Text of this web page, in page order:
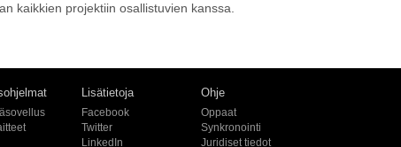
kaikkien projektiin osallistuvien kanssa.
Lisätietoja
Facebook
Twitter
LinkedIn
Ohje
Oppaat
Synkronointi
Juridiset tiedot